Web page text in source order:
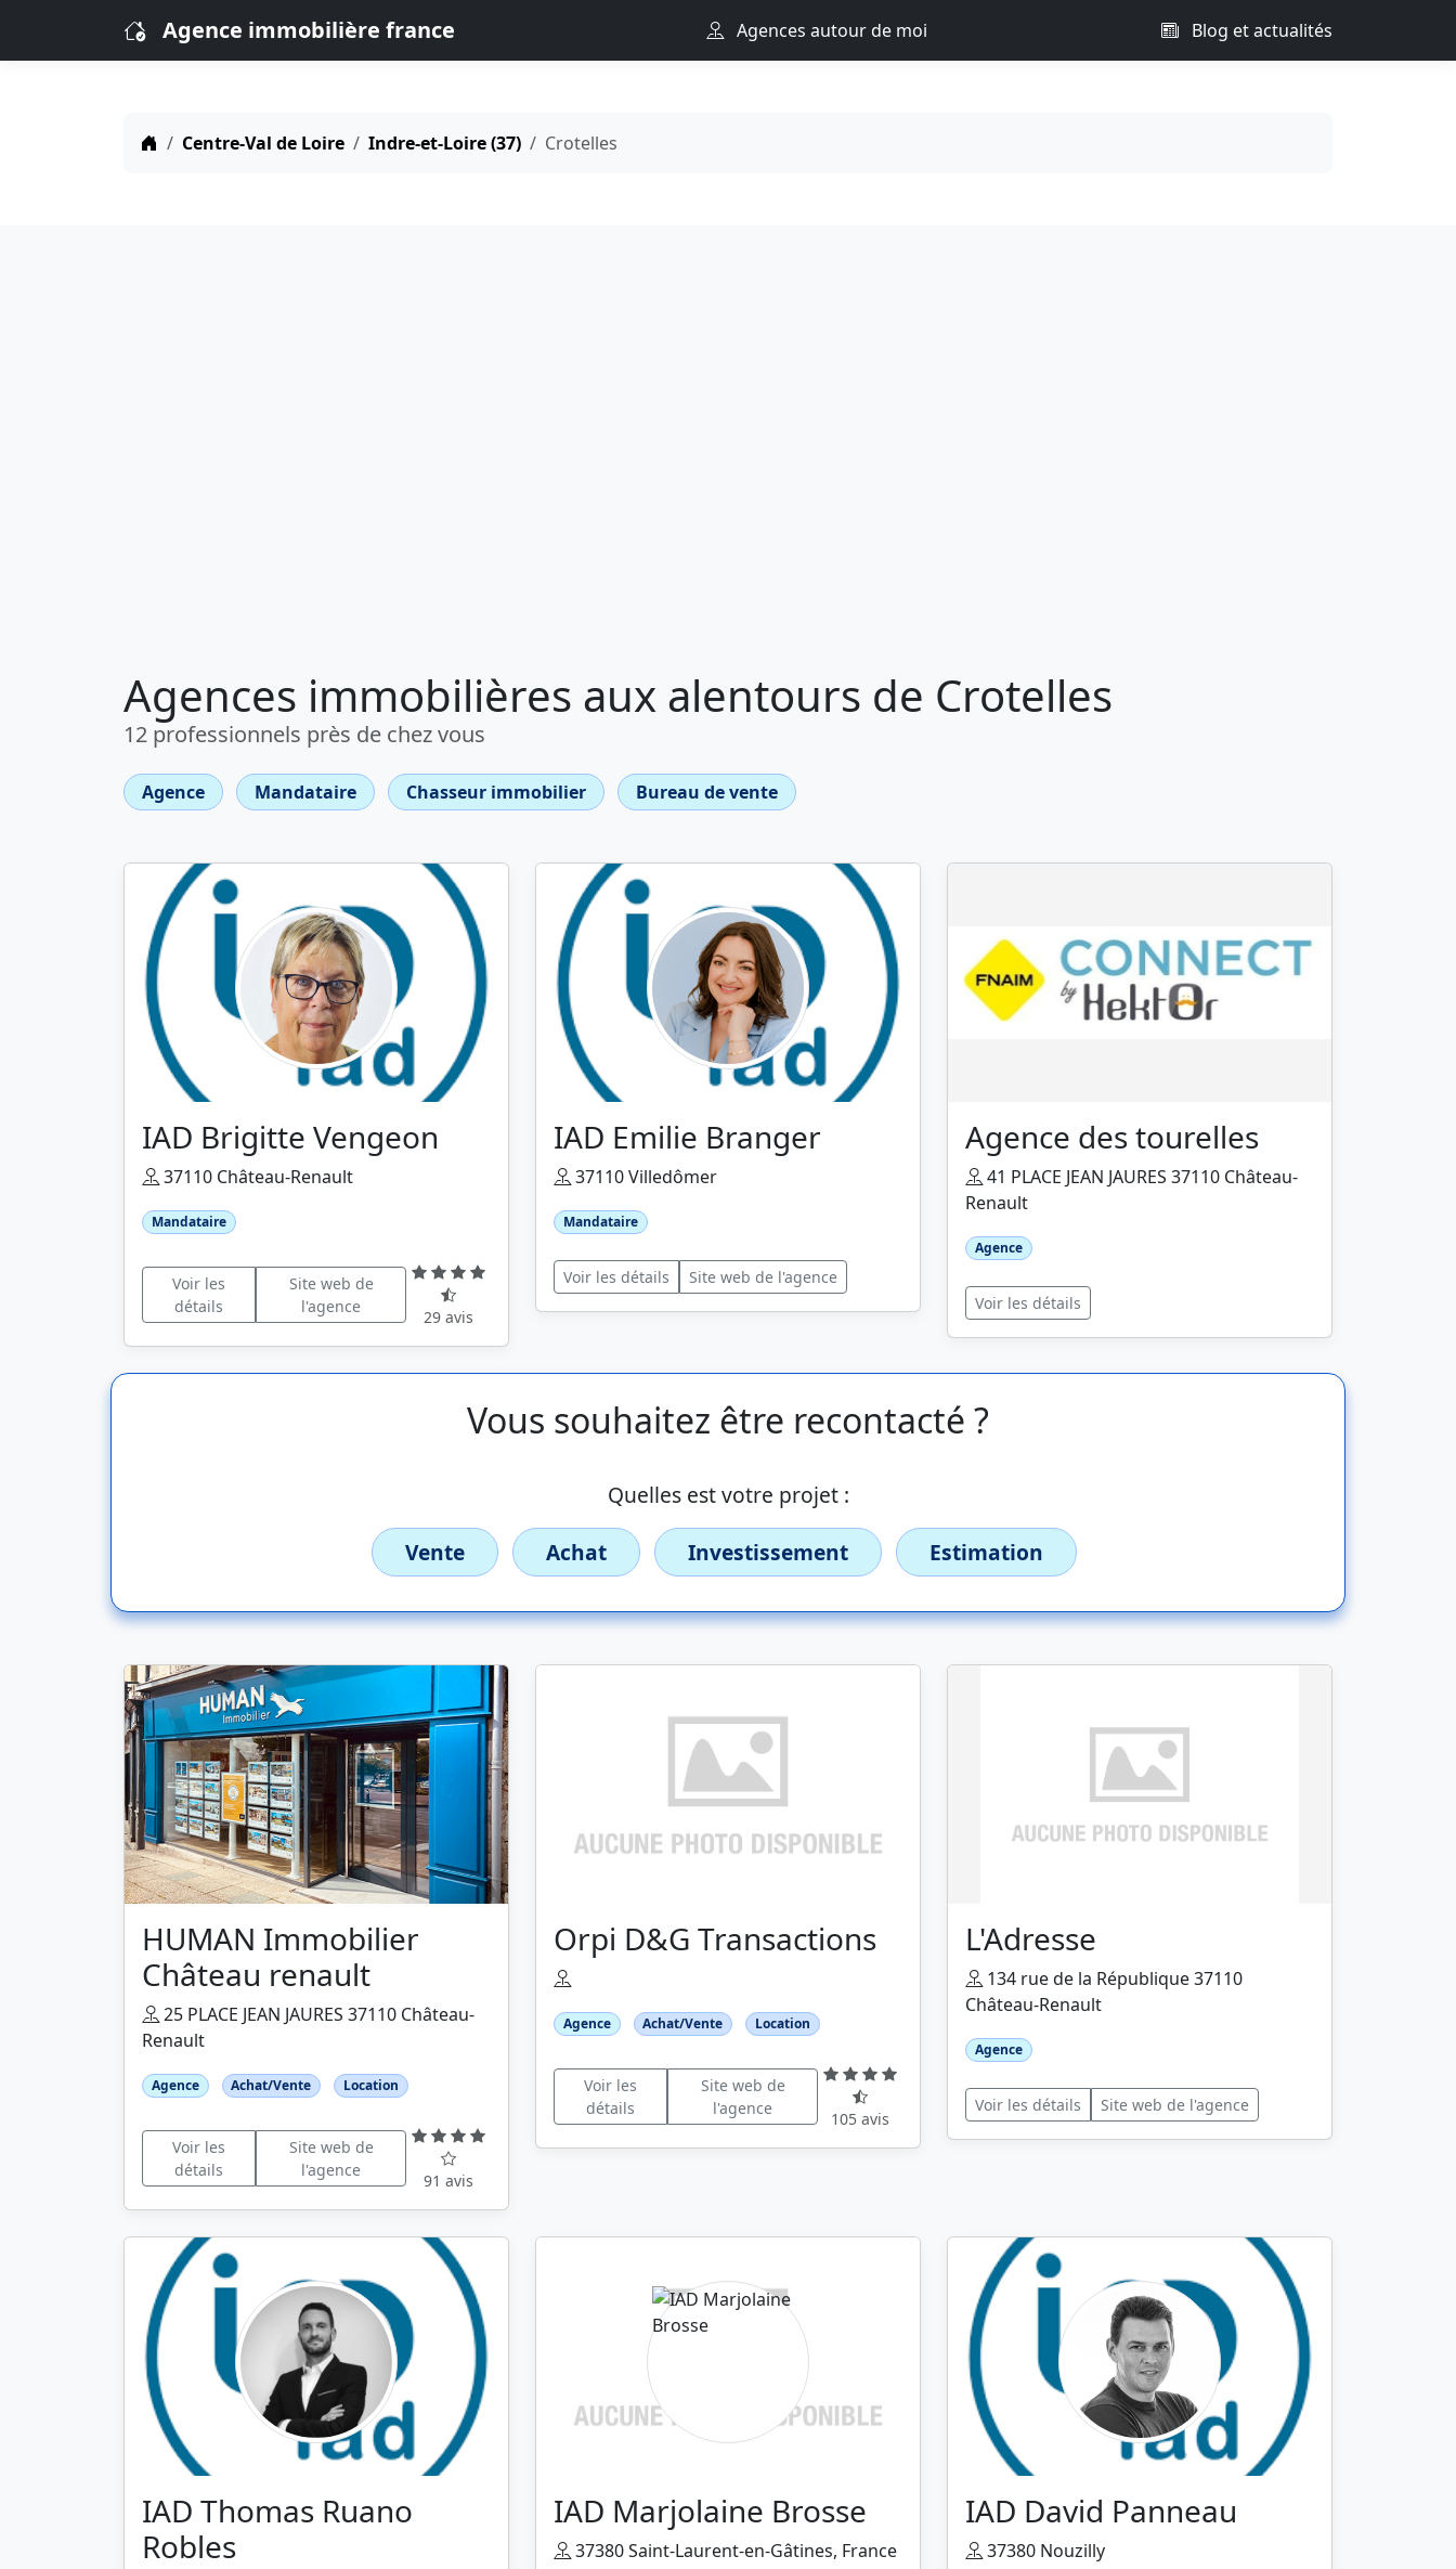
Agence immobilière france Agences autour de moi Blog et actualités
Centre-Val de Loire Indre-et-Loire (37) Crotelles
Agences immobilières aux alentours de Crotelles
12 professionnels près de chez vous
Agence Mandataire Chasseur immobilier Bureau de vente
IAD Brigitte Vengeon
37110 Château-Renault
Mandataire
Voir les
détails
Site web de
l'agence
29 avis
IAD Emilie Branger
37110 Villedômer
Mandataire
Voir les détails Site web de l'agence
Agence des tourelles
41 PLACE JEAN JAURES 37110 Château-
Renault
Agence
Voir les détails
Vous souhaitez être recontacté ?
Quelles est votre projet :
Vente
Achat Investissement Estimation
HUMAN Immobilier
Château renault
25 PLACE JEAN JAURES 37110 Château-
Renault
Agence Achat/Vente Location
Voir les
détails
Site web de
l'agence
91 avis
Orpi D&G Transactions
Agence Achat/Vente Location
Voir les
détails
Site web de
l'agence
105 avis
L'Adresse
134 rue de la République 37110
Château-Renault
Agence
Voir les détails Site web de l'agence
IAD Thomas Ruano
Robles
IAD Marjolaine Brosse
37380 Saint-Laurent-en-Gâtines, France
IAD David Panneau
37380 Nouzilly